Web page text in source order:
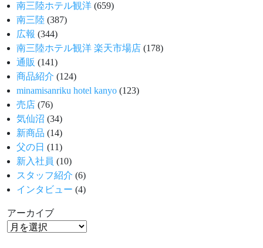
南三陸ホテル観洋 (659)
南三陸 (387)
広報 (344)
南三陸ホテル観洋 楽天市場店 (178)
通販 (141)
商品紹介 (124)
minamisanriku hotel kanyo (123)
売店 (76)
気仙沼 (34)
新商品 (14)
父の日 (11)
新入社員 (10)
スタッフ紹介 (6)
インタビュー (4)
アーカイブ